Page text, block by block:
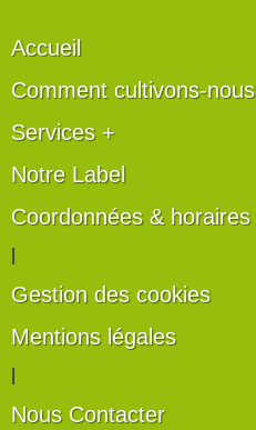
Accueil
Comment cultivons-nous
Services +
Notre Label
Coordonnées & horaires
Gestion des cookies
Mentions légales
Nous Contacter